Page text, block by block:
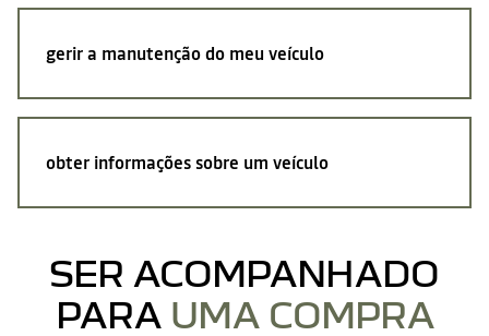
gerir a manutenção do meu veículo
obter informações sobre um veículo
SER ACOMPANHADO
PARA UMA COMPRA